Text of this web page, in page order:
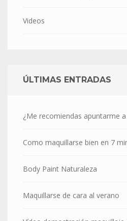
Videos
ÚLTIMAS ENTRADAS
¿Me recomiendas apuntarme
Como maquillarse bien en 7
Body Paint Naturaleza
Maquillarse de cara al verano